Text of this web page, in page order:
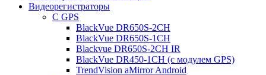
Видеорегистраторы
С GPS
BlackVue DR650S-2CH
BlackVue DR650S-1CH
Blackvue DR650S-2CH IR
BlackVue DR450-1CH (с модулем GPS)
TrendVision aMirror Android